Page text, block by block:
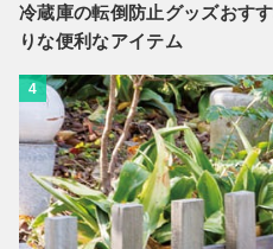
冷蔵庫の転倒防止グッズおす
りな便利なアイテム
4